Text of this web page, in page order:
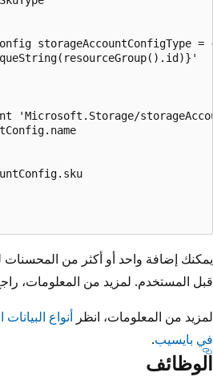
storageAccountConfigType =
'Microsoft.Storage/
يمكنك إضافة واحد أو أكثر من
قبل المستخدم. لمزيد من المعلومات،
لمزيد من المعلومات، انظر أنواع
في بايسيب.
الوظائف